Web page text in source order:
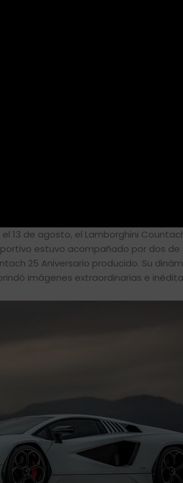
13 de agosto, el Lamborghini
estuvo acompañado por dos
25 Aniversario producido. Su
imágenes extraordinarias e